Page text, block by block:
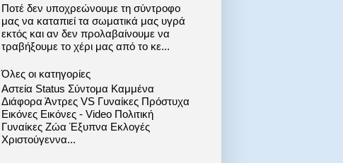
Ποτέ δεν υποχρεώνουμε τη σύντροφο
μας να καταπιεί τα σωματικά μας υγρά
εκτός και αν δεν προλαβαίνουμε να
τραβήξουμε το χέρι μας από το κε...
Όλες οι κατηγορίες
Αστεία Status Σύντομα Καμμένα
Διάφορα Άντρες VS Γυναίκες Πρόστυχα
Εικόνες Εικόνες - Video Πολιτική
Γυναίκες Ζώα Έξυπνα Εκλογές
Χριστούγεννα...